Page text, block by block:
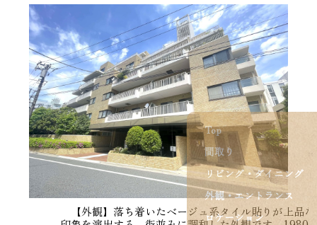
Top
間取り
リビング・ダイニング
外観・エントランス
ロケーション
【外観】落ち着いたベージュ系タイル貼りが上品な